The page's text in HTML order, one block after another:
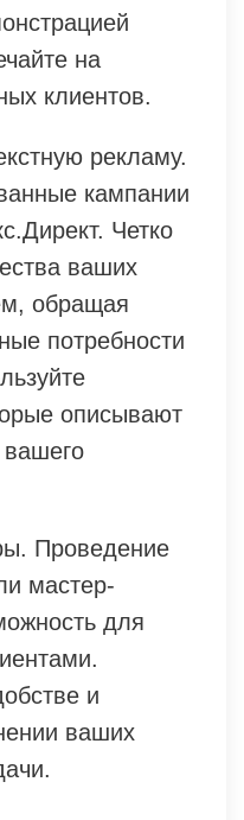
на
клиентов.
рекламу.
кампании
Четко
ваших
обращая
потребности
описывают
Проведение
мастер-
для
и
ваших